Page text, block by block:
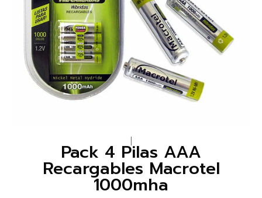
Pack 4 Pilas AAA
Recargables Macrotel
1000mha